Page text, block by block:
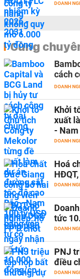
DOANH
Cùng
cách
DOANH
Khởi
xuất
-
DOANH
Hoá
DOANH
tức
DOANH
PNJ
điều
DOANH